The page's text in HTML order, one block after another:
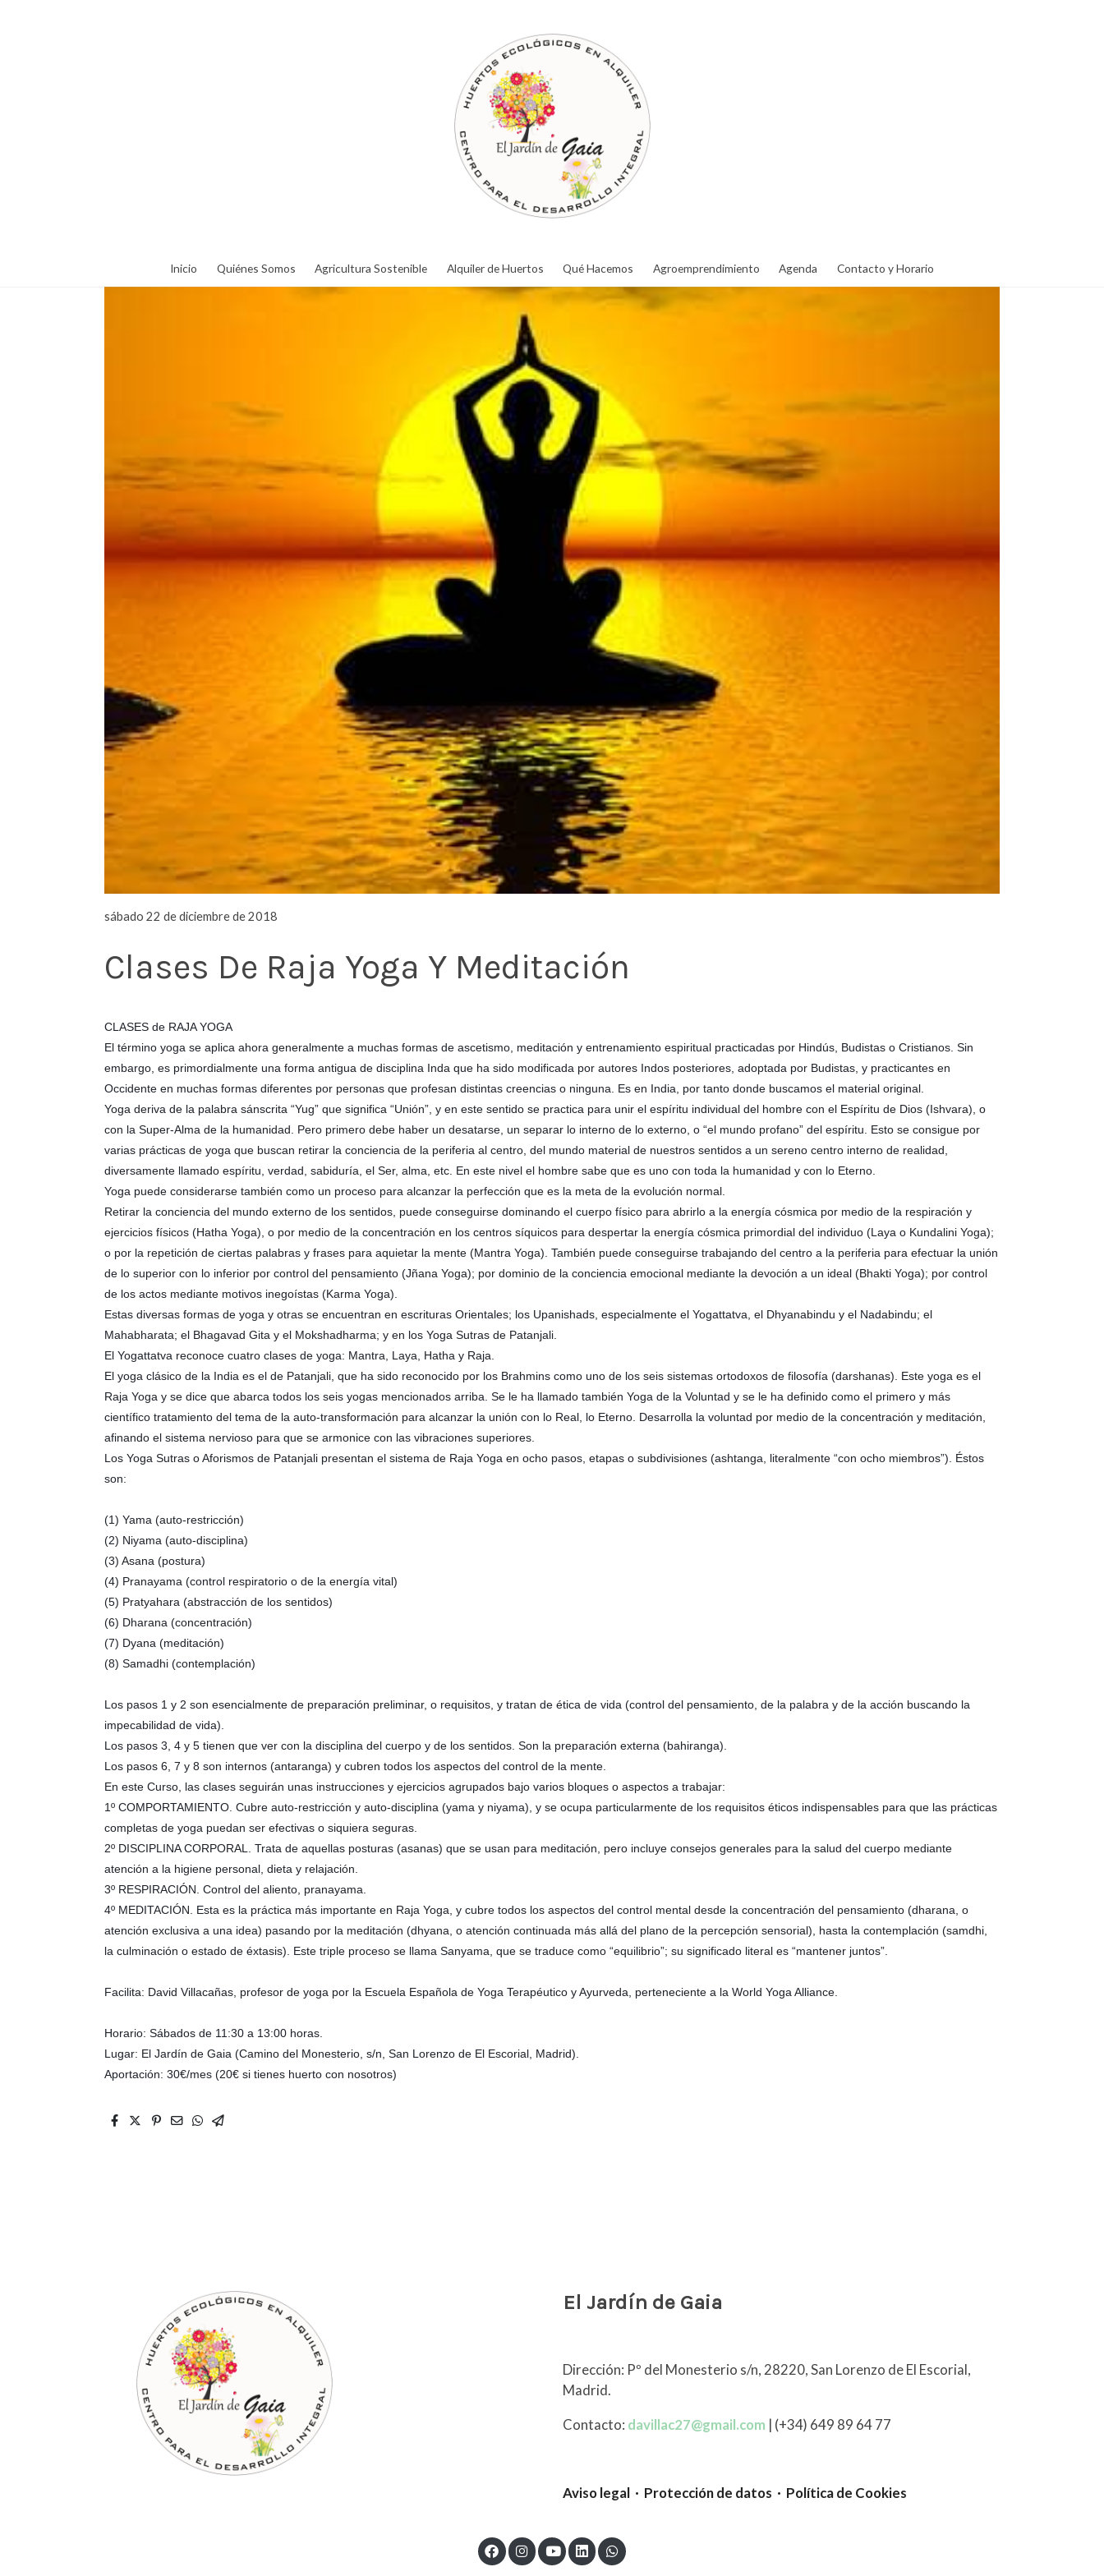
Inicio Quiénes Somos Agricultura Sostenible Alquiler de Huertos Qué Hacemos Agroemprendimiento Agenda Contacto y Horario
sábado 22 de diciembre de 2018
Clases De Raja Yoga Y Meditación
CLASES de RAJA YOGA
El término yoga se aplica ahora generalmente a muchas formas de ascetismo, meditación y entrenamiento espiritual practicadas por Hindús, Budistas o Cristianos. Sin
embargo, es primordialmente una forma antigua de disciplina Inda que ha sido modificada por autores Indos posteriores, adoptada por Budistas, y practicantes en
Occidente en muchas formas diferentes por personas que profesan distintas creencias o ninguna. Es en India, por tanto donde buscamos el material original.
Yoga deriva de la palabra sánscrita “Yug” que significa “Unión”, y en este sentido se practica para unir el espíritu individual del hombre con el Espíritu de Dios (Ishvara), o
con la Super-Alma de la humanidad. Pero primero debe haber un desatarse, un separar lo interno de lo externo, o “el mundo profano” del espíritu. Esto se consigue por
varias prácticas de yoga que buscan retirar la conciencia de la periferia al centro, del mundo material de nuestros sentidos a un sereno centro interno de realidad,
diversamente llamado espíritu, verdad, sabiduría, el Ser, alma, etc. En este nivel el hombre sabe que es uno con toda la humanidad y con lo Eterno.
Yoga puede considerarse también como un proceso para alcanzar la perfección que es la meta de la evolución normal.
Retirar la conciencia del mundo externo de los sentidos, puede conseguirse dominando el cuerpo físico para abrirlo a la energía cósmica por medio de la respiración y
ejercicios físicos (Hatha Yoga), o por medio de la concentración en los centros síquicos para despertar la energía cósmica primordial del individuo (Laya o Kundalini Yoga);
o por la repetición de ciertas palabras y frases para aquietar la mente (Mantra Yoga). También puede conseguirse trabajando del centro a la periferia para efectuar la unión
de lo superior con lo inferior por control del pensamiento (Jñana Yoga); por dominio de la conciencia emocional mediante la devoción a un ideal (Bhakti Yoga); por control
de los actos mediante motivos inegoístas (Karma Yoga).
Estas diversas formas de yoga y otras se encuentran en escrituras Orientales; los Upanishads, especialmente el Yogattatva, el Dhyanabindu y el Nadabindu; el
Mahabharata; el Bhagavad Gita y el Mokshadharma; y en los Yoga Sutras de Patanjali.
El Yogattatva reconoce cuatro clases de yoga: Mantra, Laya, Hatha y Raja.
El yoga clásico de la India es el de Patanjali, que ha sido reconocido por los Brahmins como uno de los seis sistemas ortodoxos de filosofía (darshanas). Este yoga es el
Raja Yoga y se dice que abarca todos los seis yogas mencionados arriba. Se le ha llamado también Yoga de la Voluntad y se le ha definido como el primero y más
científico tratamiento del tema de la auto-transformación para alcanzar la unión con lo Real, lo Eterno. Desarrolla la voluntad por medio de la concentración y meditación,
afinando el sistema nervioso para que se armonice con las vibraciones superiores.
Los Yoga Sutras o Aforismos de Patanjali presentan el sistema de Raja Yoga en ocho pasos, etapas o subdivisiones (ashtanga, literalmente “con ocho miembros”). Éstos
son:
(1) Yama (auto-restricción)
(2) Niyama (auto-disciplina)
(3) Asana (postura)
(4) Pranayama (control respiratorio o de la energía vital)
(5) Pratyahara (abstracción de los sentidos)
(6) Dharana (concentración)
(7) Dyana (meditación)
(8) Samadhi (contemplación)
Los pasos 1 y 2 son esencialmente de preparación preliminar, o requisitos, y tratan de ética de vida (control del pensamiento, de la palabra y de la acción buscando la
impecabilidad de vida).
Los pasos 3, 4 y 5 tienen que ver con la disciplina del cuerpo y de los sentidos. Son la preparación externa (bahiranga).
Los pasos 6, 7 y 8 son internos (antaranga) y cubren todos los aspectos del control de la mente.
En este Curso, las clases seguirán unas instrucciones y ejercicios agrupados bajo varios bloques o aspectos a trabajar:
1º COMPORTAMIENTO. Cubre auto-restricción y auto-disciplina (yama y niyama), y se ocupa particularmente de los requisitos éticos indispensables para que las prácticas
completas de yoga puedan ser efectivas o siquiera seguras.
2º DISCIPLINA CORPORAL. Trata de aquellas posturas (asanas) que se usan para meditación, pero incluye consejos generales para la salud del cuerpo mediante
atención a la higiene personal, dieta y relajación.
3º RESPIRACIÓN. Control del aliento, pranayama.
4º MEDITACIÓN. Esta es la práctica más importante en Raja Yoga, y cubre todos los aspectos del control mental desde la concentración del pensamiento (dharana, o
atención exclusiva a una idea) pasando por la meditación (dhyana, o atención continuada más allá del plano de la percepción sensorial), hasta la contemplación (samdhi,
la culminación o estado de éxtasis). Este triple proceso se llama Sanyama, que se traduce como “equilibrio”; su significado literal es “mantener juntos”.
Facilita: David Villacañas, profesor de yoga por la Escuela Española de Yoga Terapéutico y Ayurveda, perteneciente a la World Yoga Alliance.
Horario: Sábados de 11:30 a 13:00 horas.
Lugar: El Jardín de Gaia (Camino del Monesterio, s/n, San Lorenzo de El Escorial, Madrid).
Aportación: 30€/mes (20€ si tienes huerto con nosotros)
El Jardín de Gaia
Dirección: Pº del Monesterio s/n, 28220, San Lorenzo de El Escorial,
Madrid.
Contacto: davillac27@gmail.com | (+34) 649 89 64 77
Aviso legal · Protección de datos · Política de Cookies